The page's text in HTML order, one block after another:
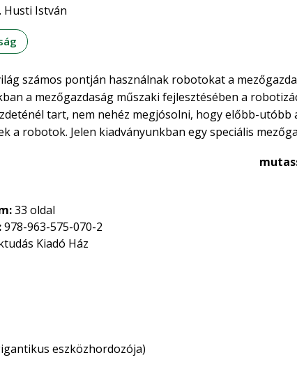
Husti István
számos pontján használnak robotokat a
a mezőgazdaság műszaki fejlesztésében a
tart, nem nehéz megjósolni, hogy előbb-utóbb
a robotok. Jelen kiadványunkban egy speciális
az eszközhordozó robotokat ismertetjük.
a mezőgazdálkodás korszerűsítési megoldásai és az
de megvilágítjuk ezek különbségét is a hagyományos
képest.
33 oldal
978-963-575-070-2
Kiadó Ház
eszközhordozója)